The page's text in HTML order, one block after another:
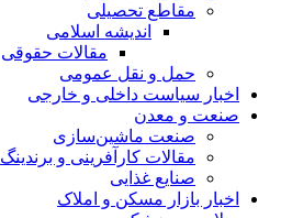
مقاطع تحصیلی
اندیشه اسلامی
مقالات حقوقی
حمل و نقل عمومی
اخبار سیاست داخلی و خارجی
صنعت و معدن
صنعت ماشین‌سازی
مقالات کارآفرینی و برندینگ
صنایع غذایی
اخبار بازار مسکن و املاک